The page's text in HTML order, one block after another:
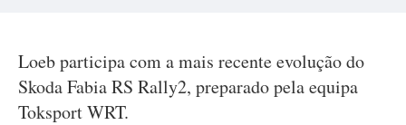
Loeb participa com a mais recente evolução do
Skoda Fabia RS Rally2, preparado pela equipa
Toksport WRT.